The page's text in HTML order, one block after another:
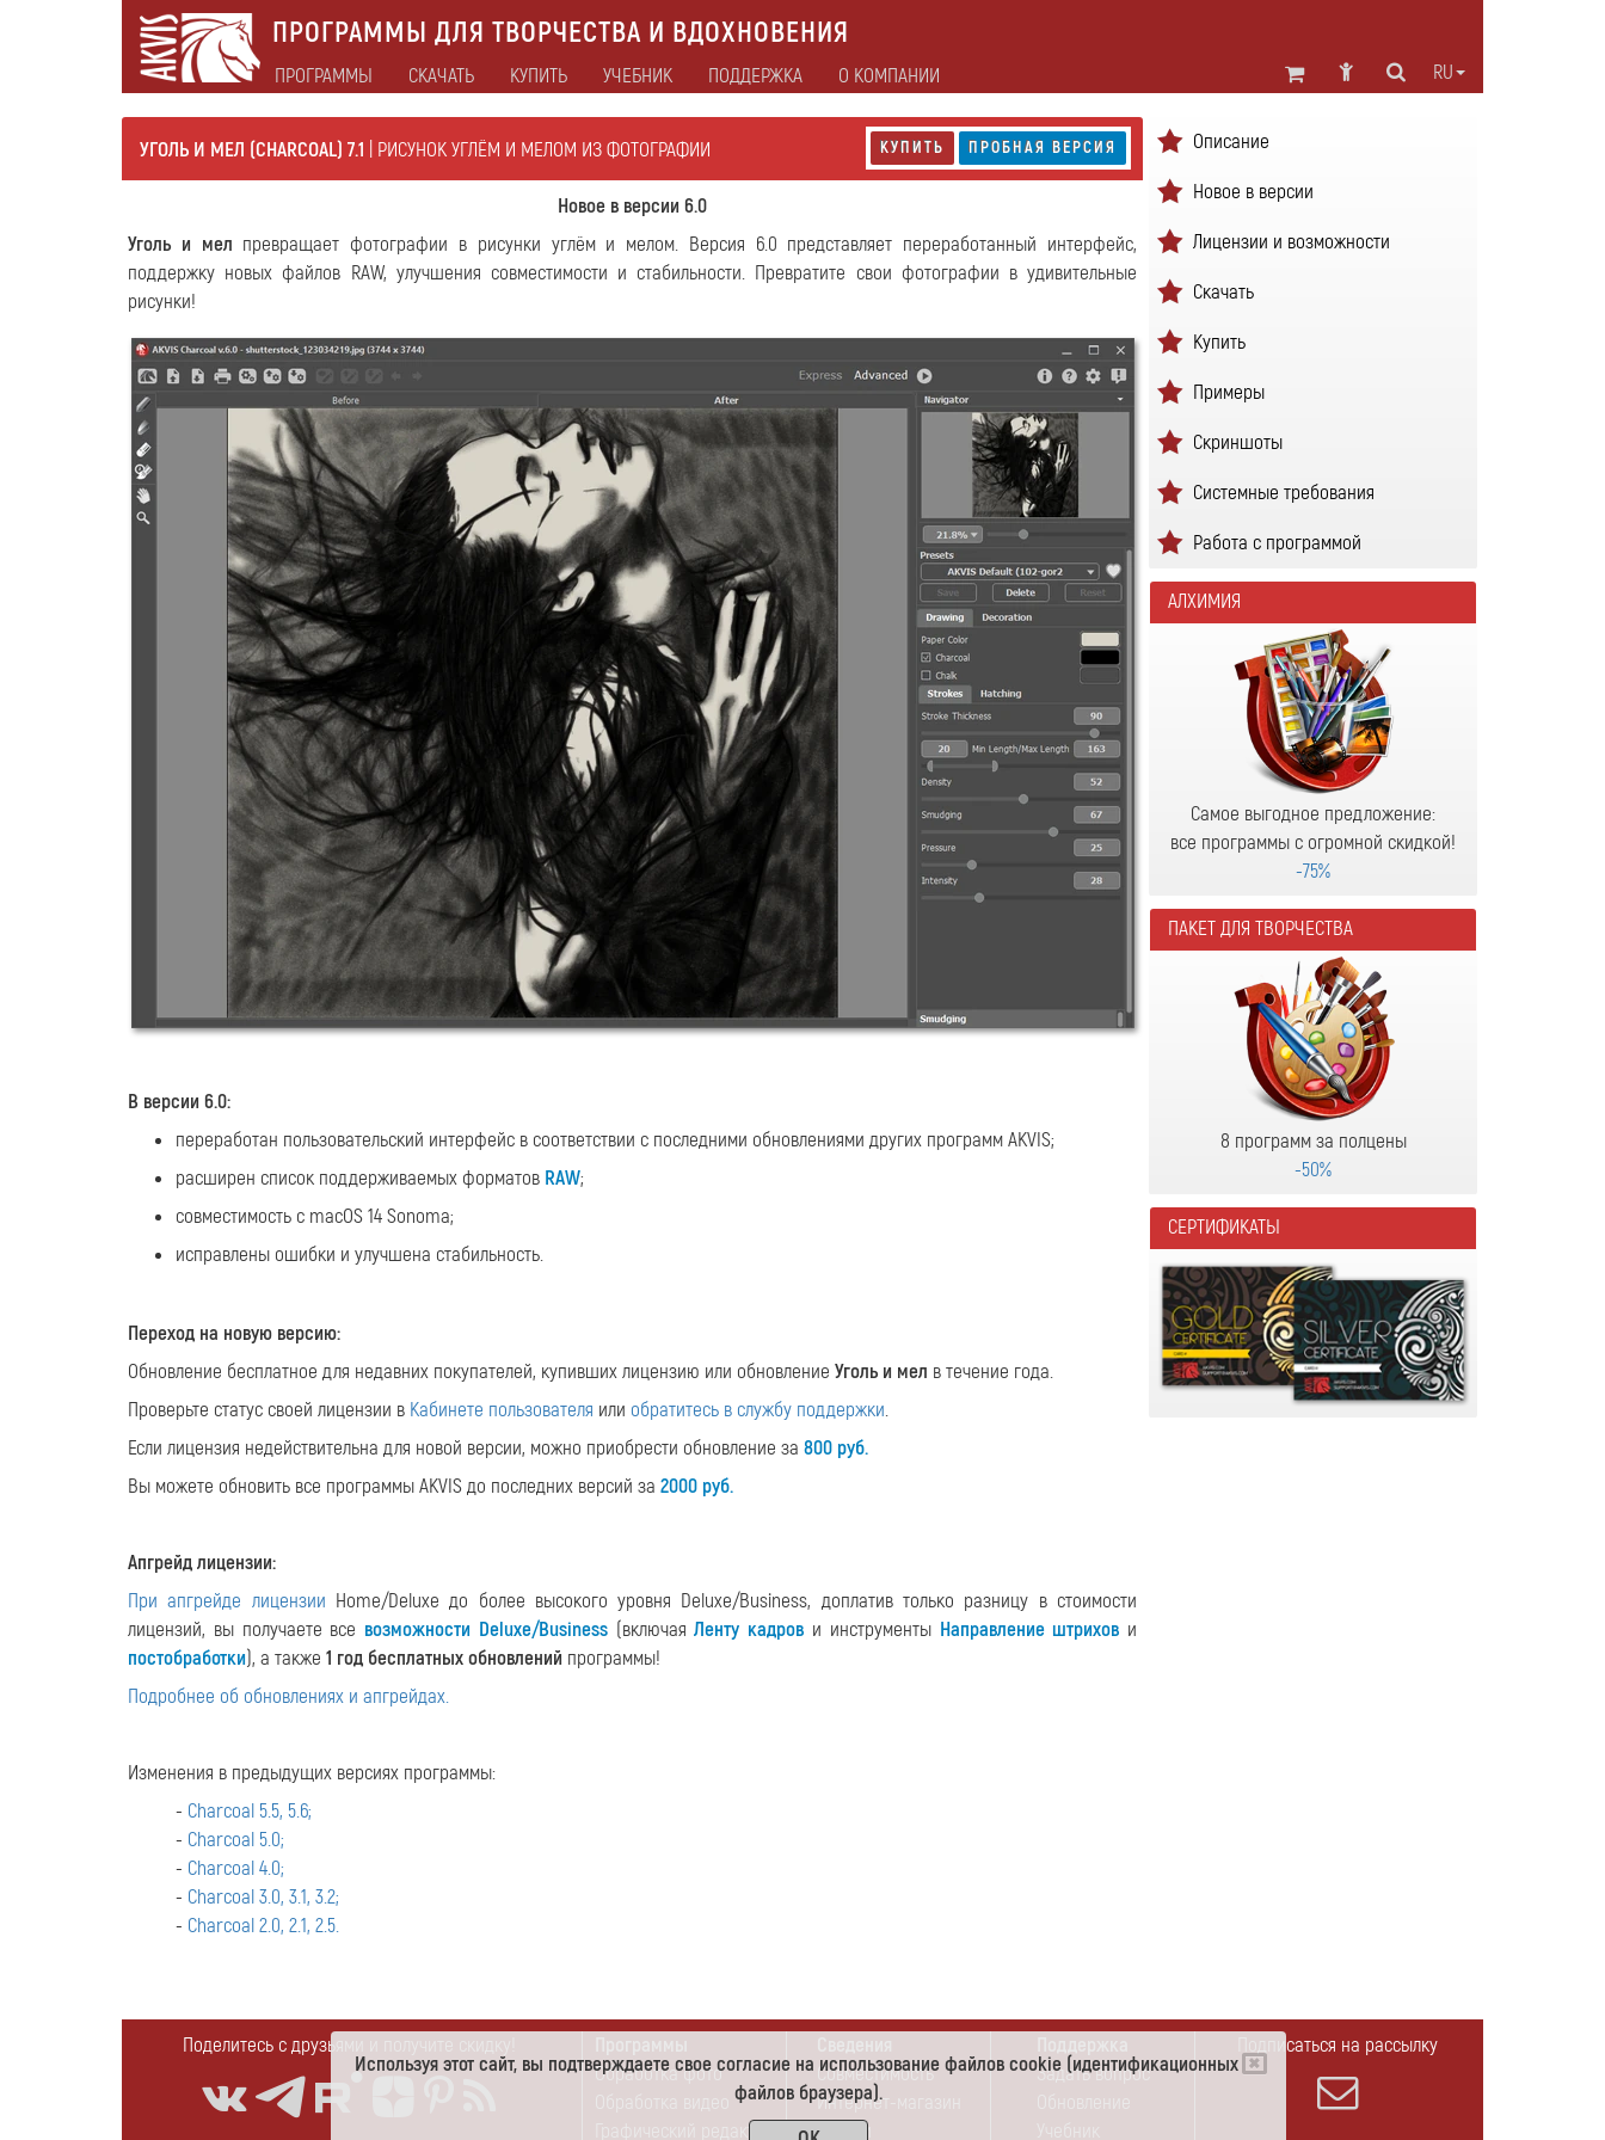
Используя этот сайт, вы подтверждаете свое согласие на использование файлов cookie (идентификационных
файлов браузера).
ПРОГРАММЫ ДЛЯ ТВОРЧЕСТВА И ВДОХНОВЕНИЯ
RU
ПРОГРАММЫ СКАЧАТЬ КУПИТЬ УЧЕБНИК ПОДДЕРЖКА О КОМПАНИИ
УГОЛЬ И МЕЛ (CHARCOAL) 7.1 | РИСУНОК УГЛЁМ И МЕЛОМ ИЗ ФОТОГРАФИИ КУПИТЬ ПРОБНАЯ ВЕРСИЯ
Новое в версии 6.0
Уголь и мел превращает фотографии в рисунки углём и мелом. Версия 6.0 представляет переработанный интерфейс,
поддержку новых файлов RAW, улучшения совместимости и стабильности. Превратите свои фотографии в удивительные
рисунки!
В версии 6.0:
переработан пользовательский интерфейс в соответствии с последними обновлениями других программ AKVIS;
расширен список поддерживаемых форматов RAW;
совместимость с macOS 14 Sonoma;
исправлены ошибки и улучшена стабильность.
Переход на новую версию:
Обновление бесплатное для недавних покупателей, купивших лицензию или обновление Уголь и мел в течение года.
Проверьте статус своей лицензии в Кабинете пользователя или обратитесь в службу поддержки.
Если лицензия недействительна для новой версии, можно приобрести обновление за 800 руб.
Вы можете обновить все программы AKVIS до последних версий за 2000 руб.
Апгрейд лицензии:
При апгрейде лицензии Home/Deluxe до более высокого уровня Deluxe/Business, доплатив только разницу в стоимости
лицензий, вы получаете все возможности Deluxe/Business(включаяЛенту кадров и инструменты Направление штрихов и
постобработки), а также 1 год бесплатных обновлений программы!
Подробнее об обновлениях и апгрейдах.
Изменения в предыдущих версиях программы:
- Charcoal 5.5, 5.6;
- Charcoal 5.0;
- Charcoal 4.0;
- Charcoal 3.0, 3.1, 3.2;
- Charcoal 2.0, 2.1, 2.5.
Описание
Новое в версии
Лицензии и возможности
Скачать
Купить
Примеры
Скриншоты
Системные требования
Работа с программой
АЛХИМИЯ
Самое выгодное предложение:
все программы с огромной скидкой!
-75%
ПАКЕТ ДЛЯ ТВОРЧЕСТВА
8 программ за полцены
-50%
СЕРТИФИКАТЫ
Поделитесь с друзьями и получите скидку!
Обработка фото
Графический редактор
Совместимость
Интернет-магазин
Скидки
Задать вопрос
Подписаться на рассылку